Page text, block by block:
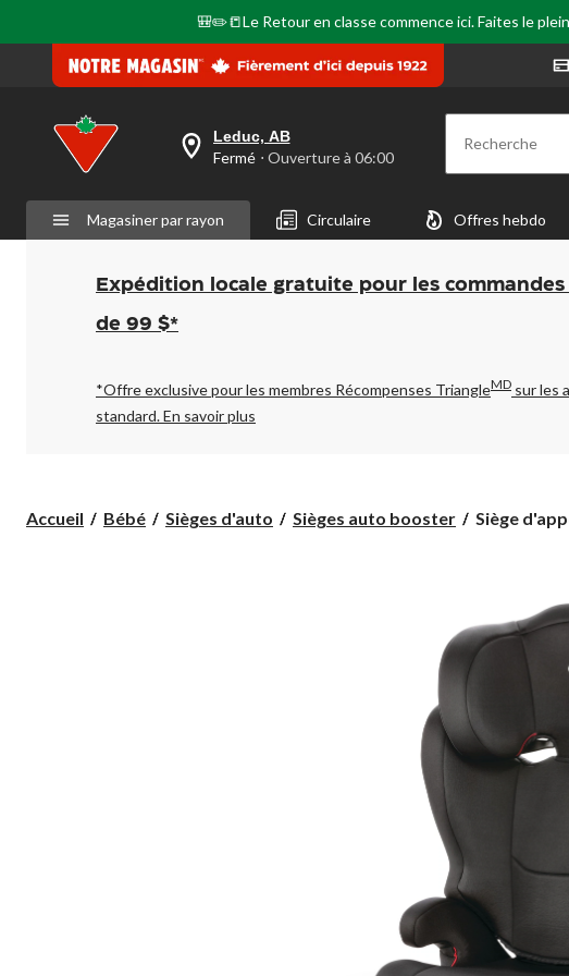
🎒✏️📒Le Retour en classe commence ici. Faites le
votre
est
Leduc,
AB,
Fermé,
Ouverture
à
pour
changer
Leduc, AB
Fermé ⋅ Ouverture à 06:00 Recherche
Magasiner par rayon Circulaire Offres hebdo
Expédition locale gratuite pour les commandes
de 99 $*
*Offre exclusive pour les membres Récompenses TriangleMD sur les
standard.En savoir plus
Accueil Bébé Sièges d'auto Sièges auto booster
Siège
nouveau
Siège